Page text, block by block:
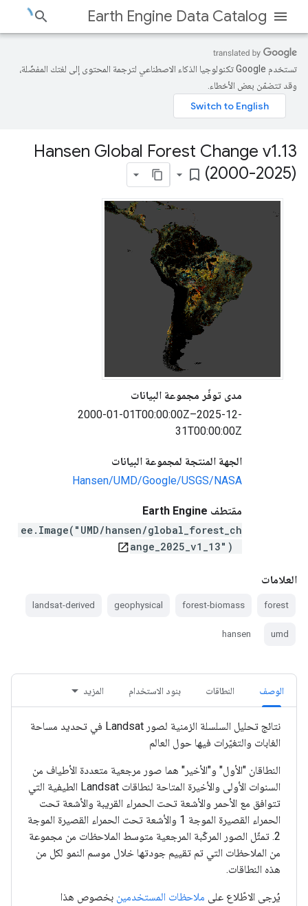
Earth Engine Data Catalog
تستخدم Google تكنولوجيا الذكاء الاصطناعي لترجمة المحتوى إلى لغتك المفضّلة،
وقد تتضمّن بعض الأخطاء.
Hansen Global Forest Change v1.13
(2000-2025)
bookmark_border
مدى توفّر مجموعة البيانات
2000-01-01T00:00:00Z–2025-12-
31T00:00:00Z
الجهة المنتجة لمجموعة البيانات
Hansen/UMD/Google/USGS/NASA
مقتطف Earth Engine
ee.Image("UMD/hansen/global_forest_ch
ange_2025_v1_13")
open_in_new
العلامات
forest
forest-biomass
geophysical
landsat-derived
umd
hansen
الوصف النطاقات بنود الاستخدام المزيد
نتائج تحليل السلسلة الزمنية لصور Landsat في تحديد مساحة
الغابات والتغيّرات فيها حول العالم
النطاقان "الأول" و"الأخير" هما صور مرجعية متعددة الأطياف من
السنوات الأولى والأخيرة المتاحة لنطاقات Landsat الطيفية التي
تتوافق مع الأحمر والأشعة تحت الحمراء القريبة والأشعة تحت
الحمراء القصيرة الموجة 1 والأشعة تحت الحمراء القصيرة الموجة
2. تمثّل الصور المركّبة المرجعية متوسط الملاحظات من مجموعة
من الملاحظات التي تم تقييم جودتها خلال موسم النمو لكل من
هذه النطاقات.
يُرجى الاطّلاع على ملاحظات المستخدمين بخصوص هذا